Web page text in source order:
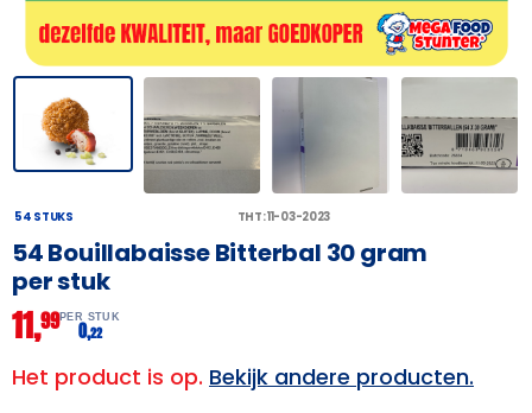
54 STUKS THT: 11-03-2023
54 Bouillabaisse Bitterbal 30 gram
per stuk
11,99PER STUK
0,22
Het product is op. Bekijk andere producten.